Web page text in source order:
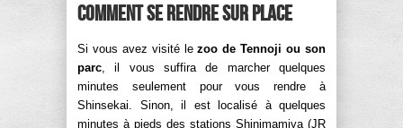
Comment se rendre sur place
Si vous avez visité lezoo de Tennoji ou son
parc, il vous suffira de marcher quelques
minutes seulement pour vous rendre à
Shinsekai. Sinon, il est localisé à quelques
minutes à pieds des stations Shinimamiya (JR